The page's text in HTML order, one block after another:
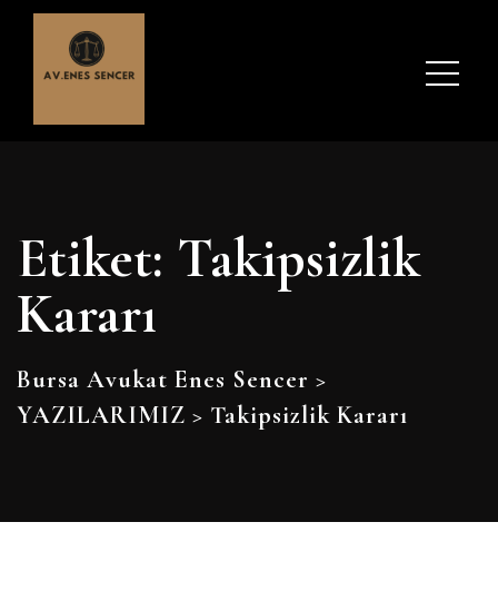
Etiket: Takipsizlik
Kararı
Bursa Avukat Enes Sencer >
YAZILARIMIZ > Takipsizlik Kararı